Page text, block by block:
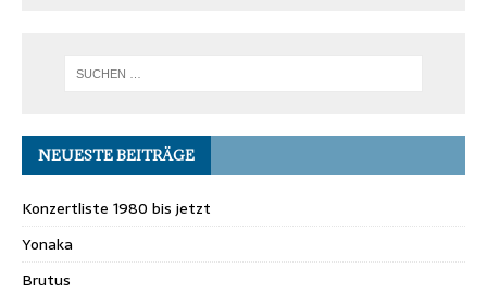
NEUESTE BEITRÄGE
Konzertliste 1980 bis jetzt
Yonaka
Brutus